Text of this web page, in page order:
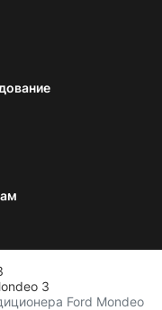
3
Ford Mondeo